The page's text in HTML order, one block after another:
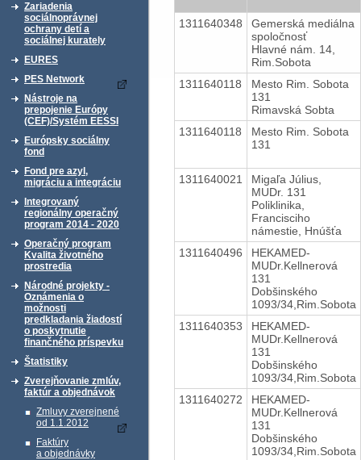
Zariadenia
sociálnoprávnej
ochrany detí a
sociálnej kurately
EURES
PES Network
Nástroje na
prepojenie Európy
(CEF)/Systém EESSI
Európsky sociálny
fond
Fond pre azyl,
migráciu a integráciu
Integrovaný
regionálny operačný
program 2014 - 2020
Operačný program
Kvalita životného
prostredia
Národné projekty -
Oznámenia o
možnosti
predkladania žiadostí
o poskytnutie
finančného príspevku
Štatistiky
Zverejňovanie zmlúv,
faktúr a objednávok
Zmluvy zverejnené
od 1.1.2012
Faktúry
a objednávky
1311640348
Gemerská mediálna
spoločnosť
Hlavné nám. 14,
Rim.Sobota
1311640118
Mesto Rim. Sobota
131
Rimavská Sobta
1311640118
Mesto Rim. Sobota
131
1311640021
Migaľa Július,
MUDr. 131
Poliklinika,
Francisciho
námestie, Hnúšťa
1311640496
HEKAMED-
MUDr.Kellnerová
131
Dobšinského
1093/34,Rim.Sobota
1311640353
HEKAMED-
MUDr.Kellnerová
131
Dobšinského
1093/34,Rim.Sobota
1311640272
HEKAMED-
MUDr.Kellnerová
131
Dobšinského
1093/34,Rim.Sobota